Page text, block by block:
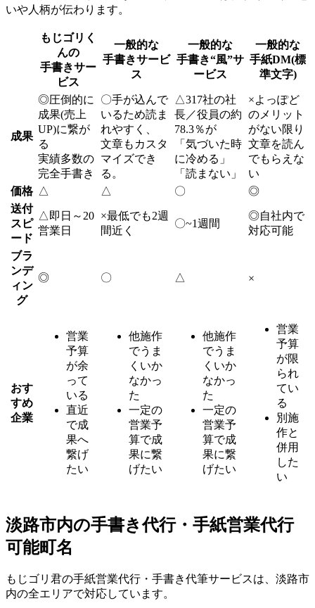
いや人柄が伝わります。
もじゴリく
んの
手書きサー
ビス
一般的な
手書きサービ
ス
一般的な
手書き“風”サ
ービス
一般的な
手紙DM(標
準文字)
成果
◎圧倒的に
成果(売上
UP)に繋が
る
実績多数の
完全手書き
〇手が込んで
いるため読ま
れやすく、
文章もカスタ
マイズでき
る。
△317社の社
長／役員の約
78.3％が
「気づいた時
に冷める」
「読まない」
×よっぽど
のメリット
がない限り
文章を読ん
でもらえな
い
価格 △ △ 〇
◎
送付
スピ
ード
△ 即日～20
営業日
×最低でも2週
間近く
〇~1週間
◎自社内で
対応可能
ブラ
ンデ
ィン
グ
◎ 〇 △ ×
おす
すめ
企業
営業
予算
が余
って
いる
直近
で成
果へ
繋げ
たい
他施作
でうま
くいか
なかっ
た
一定の
営業予
算で成
果に繋
げたい
他施作
でうま
くいか
なかっ
た
一定の
営業予
算で成
果に繋
げたい
営業
予算
が限
られ
てい
る
別施
作と
併用
した
い
淡路市内の手書き代行・手紙営業代行
可能町名
もじゴリ君の手紙営業代行・手書き代筆サービスは、淡路市
内の全エリアで対応しています。